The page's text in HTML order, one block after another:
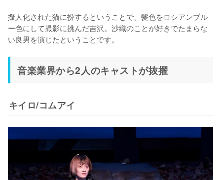
擬人化された猫に扮するということで、髪色をロシアンブル
ー色にして撮影に挑んだ吉沢。沙織のことが好きでたまらな
い良男を演じたということです。
音楽業界から2人のキャストが抜擢
キイロ/コムアイ